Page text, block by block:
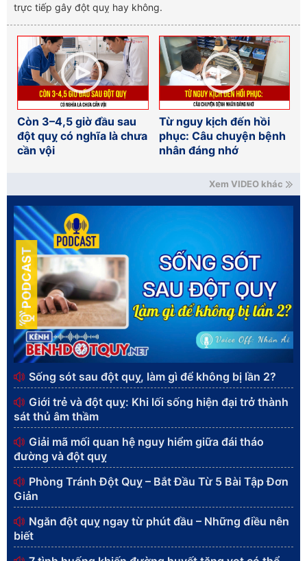
trực tiếp gây đột quỵ hay không.
Còn 3–4,5 giờ đầu sau
đột quỵ có nghĩa là chưa
cần vội
Từ nguy kịch đến hồi
phục: Câu chuyện bệnh
nhân đáng nhớ
Xem VIDEO khác
PODCAST
Sống sót sau đột quỵ, làm gì để không bị lần 2?
Giới trẻ và đột quỵ: Khi lối sống hiện đại trở thành
sát thủ âm thầm
Giải mã mối quan hệ nguy hiểm giữa đái tháo
đường và đột quỵ
Phòng Tránh Đột Quỵ – Bắt Đầu Từ 5 Bài Tập Đơn
Giản
Ngăn đột quỵ ngay từ phút đầu – Những điều nên
biết